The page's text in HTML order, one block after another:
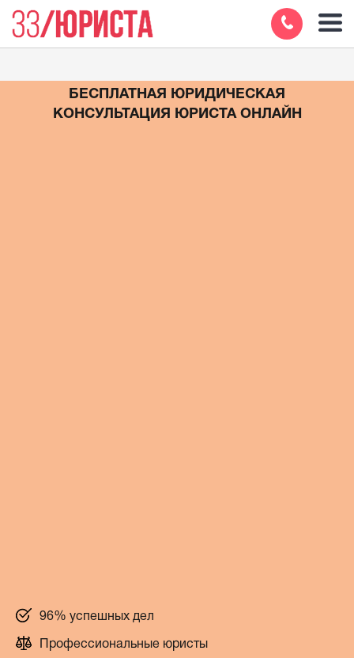
БЕСПЛАТНАЯ ЮРИДИЧЕСКАЯ
КОНСУЛЬТАЦИЯ ЮРИСТА ОНЛАЙН
96% успешных дел
Профессиональные юристы